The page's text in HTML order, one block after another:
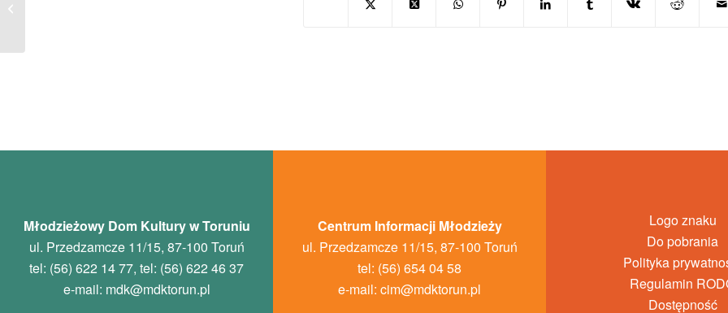
Młodzieżowy Dom Kultury w Toruniu
ul. Przedzamcze 11/15, 87-100 Toruń
tel: (56) 622 14 77, tel: (56) 622 46 37
e-mail: mdk@mdktorun.pl
Centrum Informacji Młodzieży
ul. Przedzamcze 11/15, 87-100 Toruń
tel: (56) 654 04 58
e-mail: cim@mdktorun.pl
Logo znaku
Do pobrania
Polityka
Regulamin
Dostępność